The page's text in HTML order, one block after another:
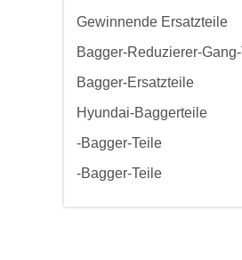
Gewinnende Ersatzteile
Bagger-Reduzierer-
Bagger-Ersatzteile
Hyundai-Baggerteile
-Bagger-Teile
-Bagger-Teile